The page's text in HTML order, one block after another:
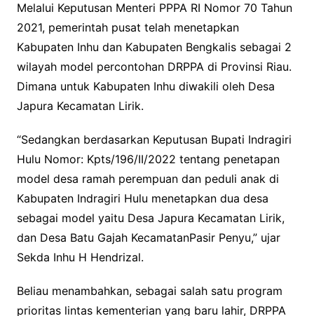
Melalui Keputusan Menteri PPPA RI Nomor 70 Tahun
2021, pemerintah pusat telah menetapkan
Kabupaten Inhu dan Kabupaten Bengkalis sebagai 2
wilayah model percontohan DRPPA di Provinsi Riau.
Dimana untuk Kabupaten Inhu diwakili oleh Desa
Japura Kecamatan Lirik.
“Sedangkan berdasarkan Keputusan Bupati Indragiri
Hulu Nomor: Kpts/196/II/2022 tentang penetapan
model desa ramah perempuan dan peduli anak di
Kabupaten Indragiri Hulu menetapkan dua desa
sebagai model yaitu Desa Japura Kecamatan Lirik,
dan Desa Batu Gajah KecamatanPasir Penyu,” ujar
Sekda Inhu H Hendrizal.
Beliau menambahkan, sebagai salah satu program
prioritas lintas kementerian yang baru lahir, DRPPA